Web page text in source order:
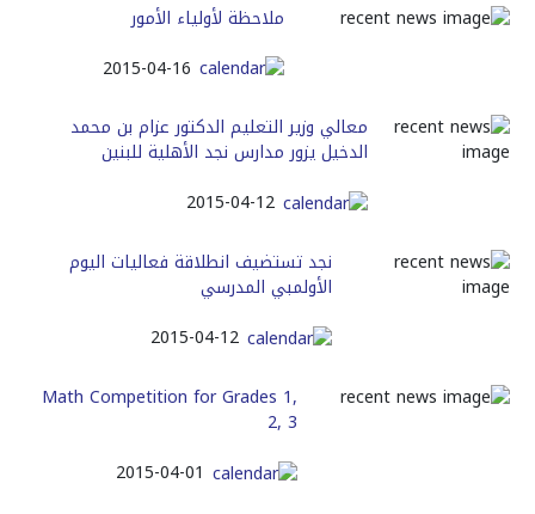
ملاحظة لأولياء الأمور
2015-04-16
معالي وزير التعليم الدكتور عزام بن محمد
الدخيل يزور مدارس نجد الأهلية للبنين
2015-04-12
نجد تستضيف انطلاقة فعاليات اليوم
الأولمبي المدرسي
2015-04-12
Math Competition for Grades 1,
2, 3
2015-04-01